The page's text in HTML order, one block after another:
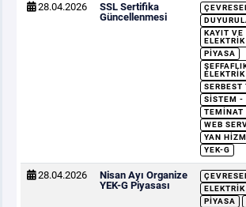
28.04.2026
SSL Sertifika
Güncellenmesi
KAYIT
ELEKTRIK
PIYASA
ELEKTRIK
SISTEM -
TEMINAT
WEB
YAN
YEK-G
28.04.2026
Nisan Ayı Organize
YEK-G Piyasası
ELEKTRIK
PIYASA